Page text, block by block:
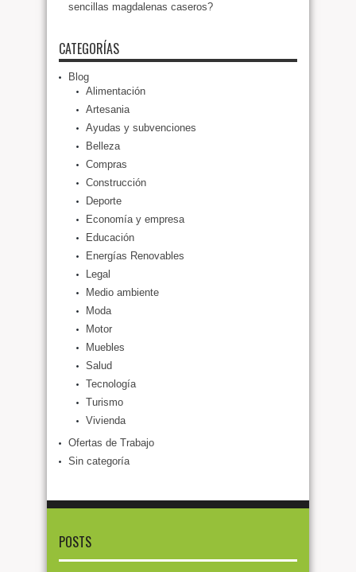
sencillas magdalenas caseros?
CATEGORÍAS
Blog
Alimentación
Artesania
Ayudas y subvenciones
Belleza
Compras
Construcción
Deporte
Economía y empresa
Educación
Energías Renovables
Legal
Medio ambiente
Moda
Motor
Muebles
Salud
Tecnología
Turismo
Vivienda
Ofertas de Trabajo
Sin categoría
POSTS